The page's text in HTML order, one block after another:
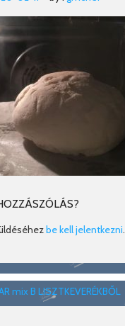
be kell jelentkezni.
mix B LISZTKEVERÉKBŐL